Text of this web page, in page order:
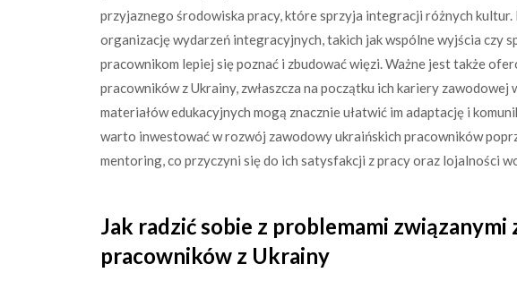
przyjaznego środowiska pracy, które sprzyja integracji różnych
organizację wydarzeń integracyjnych, takich jak wspólne wyjścia czy
pracownikom lepiej się poznać i zbudować więzi. Ważne jest także
pracowników z Ukrainy, zwłaszcza na początku ich kariery
materiałów edukacyjnych mogą znacznie ułatwić im adaptację i
warto inwestować w rozwój zawodowy ukraińskich pracowników
mentoring, co przyczyni się do ich satysfakcji z pracy oraz lojalności
Jak radzić sobie z problemami
pracowników z Ukrainy